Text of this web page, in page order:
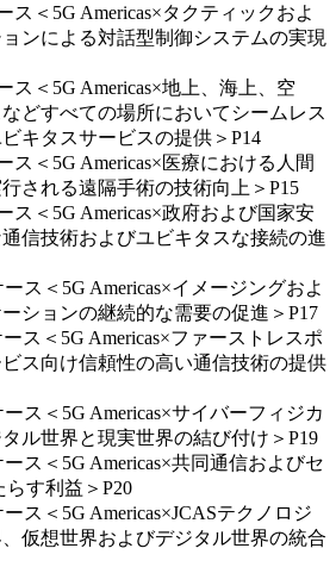
ス＜5G Americas×タクティックおよ
ンによる対話型制御システムの実現
ス＜5G Americas×地上、海上、空
どすべての場所においてシームレス
キタスサービスの提供＞P14
ス＜5G Americas×医療における人間
される遠隔手術の技術向上＞P15
ス＜5G Americas×政府および国家安
信技術およびユビキタスな接続の進
ス＜5G Americas×イメージングおよ
ションの継続的な需要の促進＞P17
ス＜5G Americas×ファーストレスポ
ス向け信頼性の高い通信技術の提供
ス＜5G Americas×サイバーフィジカ
ル世界と現実世界の結び付け＞P19
ス＜5G Americas×共同通信およびセ
らす利益＞P20
ス＜5G Americas×JCASテクノロジ
仮想世界およびデジタル世界の統合